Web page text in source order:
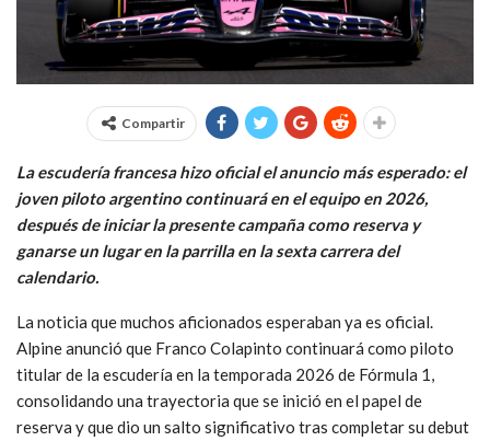
Compartir
La escudería francesa hizo oficial el anuncio más esperado: el
joven piloto argentino continuará en el equipo en 2026,
después de iniciar la presente campaña como reserva y
ganarse un lugar en la parrilla en la sexta carrera del
calendario.
La noticia que muchos aficionados esperaban ya es oficial.
Alpine anunció que Franco Colapinto continuará como piloto
titular de la escudería en la temporada 2026 de Fórmula 1,
consolidando una trayectoria que se inició en el papel de
reserva y que dio un salto significativo tras completar su debut